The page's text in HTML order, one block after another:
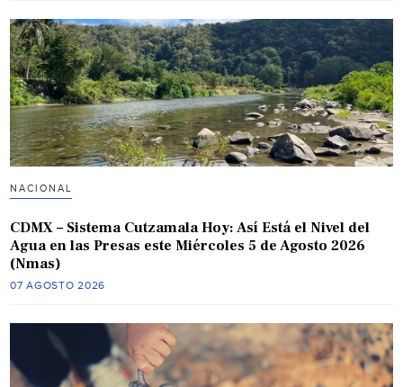
NACIONAL
CDMX – Sistema Cutzamala Hoy: Así Está el Nivel del
Agua en las Presas este Miércoles 5 de Agosto 2026
(Nmas)
07 AGOSTO 2026